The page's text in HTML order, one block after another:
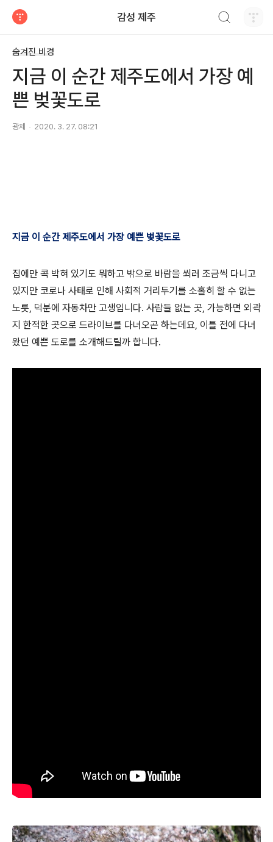
감성 제주
숨겨진 비경
지금 이 순간 제주도에서 가장 예
쁜 벚꽃도로
광제 2020. 3. 27. 08:21
지금 이 순간 제주도에서 가장 예쁜 벚꽃도로
집에만 콕 박혀 있기도 뭐하고 밖으로 바람을 쐬러 조금씩 다니고
있지만 코로나 사태로 인해 사회적 거리두기를 소홀히 할 수 없는
노릇, 덕분에 자동차만 고생입니다. 사람들 없는 곳, 가능하면 외곽
지 한적한 곳으로 드라이브를 다녀오곤 하는데요, 이틀 전에 다녀
왔던 예쁜 도로를 소개해드릴까 합니다.